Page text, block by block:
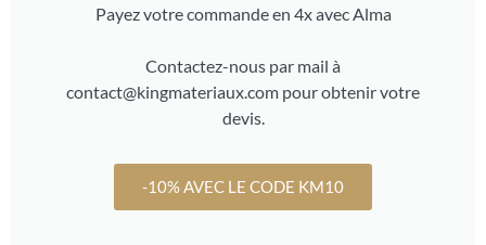
Payez votre commande en 4x avec Alma
Contactez-nous par mail à
contact@kingmateriaux.com pour obtenir votre
devis.
-10% AVEC LE CODE KM10